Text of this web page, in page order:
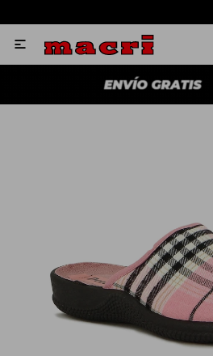
